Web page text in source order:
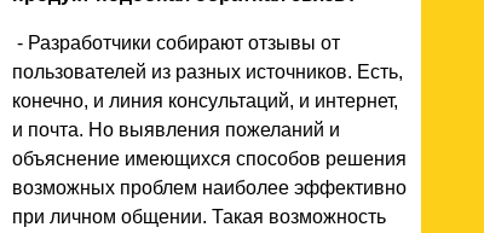
- Разработчики собирают отзывы от
пользователей из разных источников. Есть,
конечно, и линия консультаций, и интернет,
и почта. Но выявления пожеланий и
объяснение имеющихся способов решения
возможных проблем наиболее эффективно
при личном общении. Такая возможность